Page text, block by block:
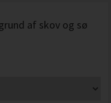
af skov og sø